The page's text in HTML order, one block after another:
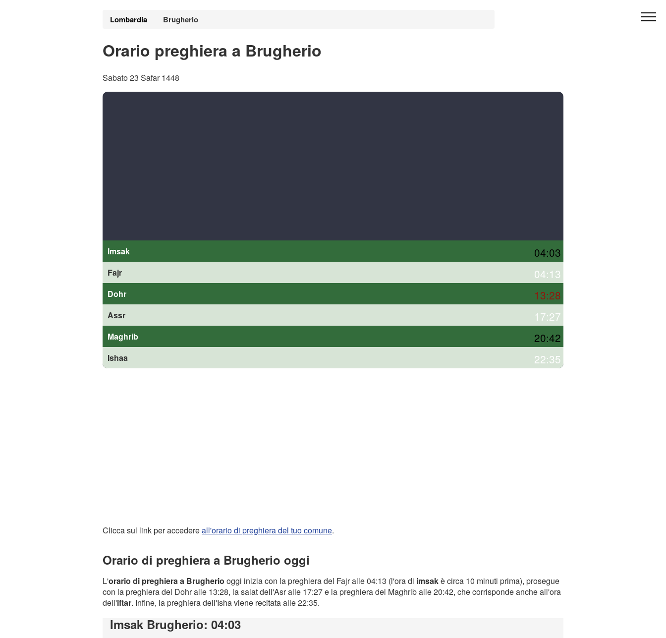
Lombardia Brugherio
Orario preghiera a Brugherio
Sabato 23 Safar 1448
Imsak 04:03
Fajr 04:13
Dohr 13:28
Assr 17:27
Maghrib 20:42
Ishaa 22:35
Clicca sul link per accedereall'orario di preghiera del tuo comune.
Orario di preghiera a Brugherio oggi
L'orario di preghiera a Brugherio oggi inizia con la preghiera del Fajr alle 04:13 (l'ora di imsakè circa 10 minuti prima), prosegue
con la preghiera del Dohr alle 13:28, la salat dell'Asr alle 17:27 e la preghiera del Maghrib alle 20:42, che corrisponde anche all'ora
dell'iftar. Infine, la preghiera dell'Isha viene recitata alle 22:35.
Imsak Brugherio: 04:03